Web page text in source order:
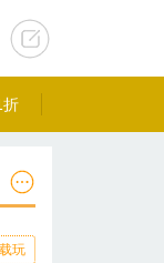
折
玩